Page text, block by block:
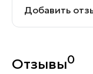
Добавить
Отзывы0